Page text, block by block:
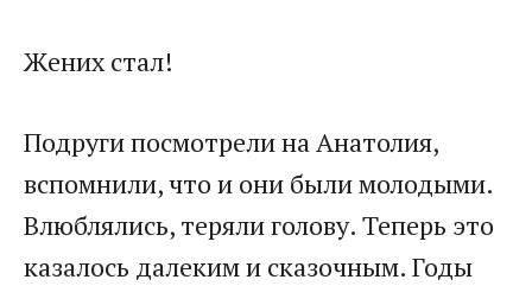
Жених стал!
Подруги посмотрели на Анатолия,
вспомнили, что и они были молодыми.
Влюблялись, теряли голову. Теперь это
казалось далеким и сказочным. Годы